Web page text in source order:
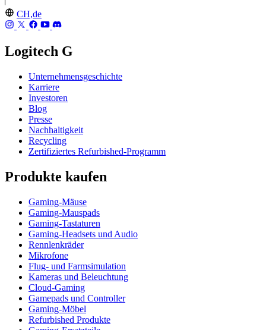
CH,de
Logitech G
Unternehmensgeschichte
Karriere
Investoren
Blog
Presse
Nachhaltigkeit
Recycling
Zertifiziertes Refurbished-Programm
Produkte kaufen
Gaming-Mäuse
Gaming-Mauspads
Gaming-Tastaturen
Gaming-Headsets und Audio
Rennlenkräder
Mikrofone
Flug- und Farmsimulation
Kameras und Beleuchtung
Cloud-Gaming
Gamepads und Controller
Gaming-Möbel
Refurbished Produkte